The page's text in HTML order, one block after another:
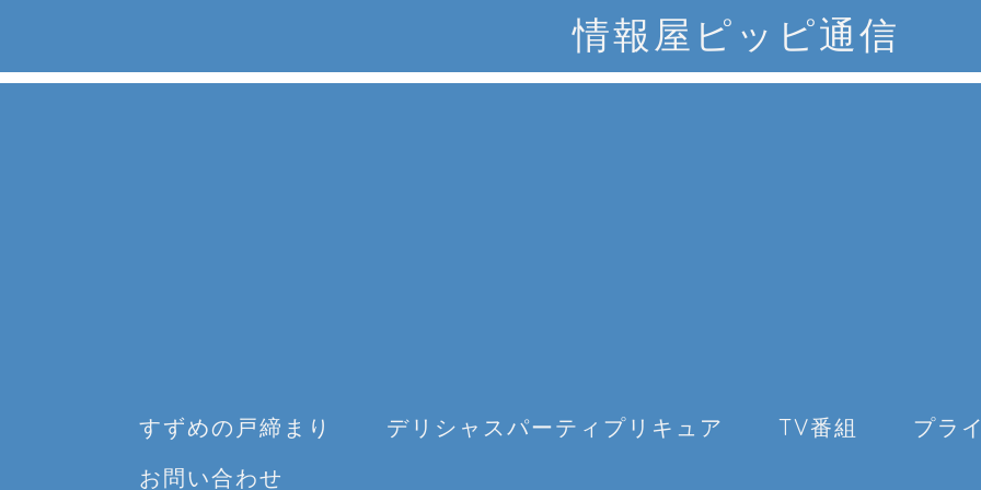
情報屋ピッピ通信
すずめの戸締まり デリシャスパーティプリキュア TV番組
プラ
お問い合わせ